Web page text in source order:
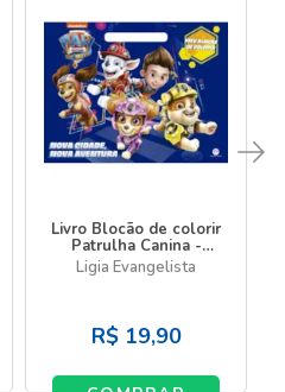
Livro Blocão de colorir
Patrulha Canina -
Patrulha Canina Movie
Ligia Evangelista
R$ 19,90